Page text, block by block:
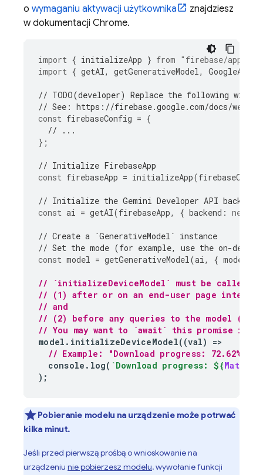
o wymaganiu aktywacji użytkownika
znajdziesz
w dokumentacji Chrome.
import { initializeApp } from "firebase/app"
import { getAI, getGenerativeModel,
// TODO(developer) Replace the following with
// See: https://firebase.google.com/docs/web/
const firebaseConfig = {
// ...
};
// Initialize FirebaseApp
const firebaseApp = initializeApp(
// Initialize the Gemini Developer API backend
const ai = getAI(firebaseApp, { backend : new
// Create a `GenerativeModel` instance
// Set the mode (for example, use the on-
const model = getGenerativeModel(ai, { mode
// `initializeDeviceModel` must be called:
// (1) after or on an end-user page
// and
// (2) before any queries to the model
// You may want to `await` this promise if
model . initializeDeviceModel((val) =
// Example: "Download progress: 72.62%""
console . log( `Download progress: ${Math
);
Pobieranie modelu na urządzenie może potrwać
kilka minut.
Jeśli przed pierwszą prośbą o wnioskowanie na
urządzeniu nie pobierzesz modelu, wywołanie funkcji